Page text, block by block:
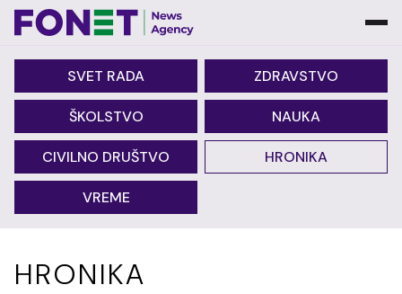
SVET RADA ZDRAVSTVO
ŠKOLSTVO NAUKA
CIVILNO DRUŠTVO HRONIKA
VREME
HRONIKA